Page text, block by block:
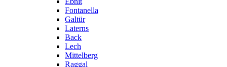
Fontanella
Galtür
Laterns
Back
Lech
Mittelberg
Raggal